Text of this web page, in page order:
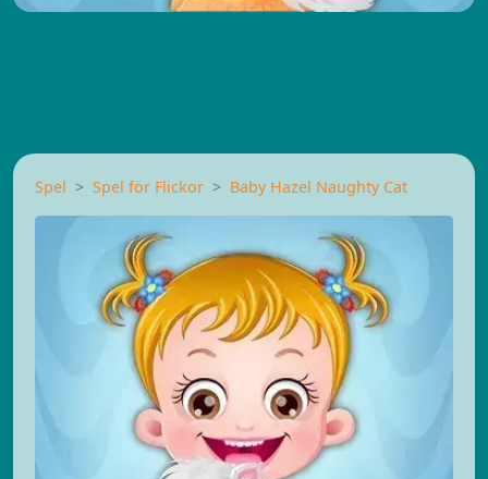
Spel Spel för Flickor Baby Hazel Naughty Cat